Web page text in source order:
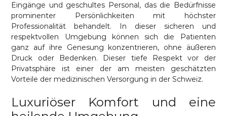
Eingänge und geschultes Personal, das die Bedürfnisse
prominenter Persönlichkeiten mit höchster
Professionalität behandelt. In dieser sicheren und
respektvollen Umgebung können sich die Patienten
ganz auf ihre Genesung konzentrieren, ohne äußeren
Druck oder Bedenken. Dieser tiefe Respekt vor der
Privatsphäre ist einer der am meisten geschätzten
Vorteile der medizinischen Versorgung in der Schweiz.
Luxuriöser Komfort und eine